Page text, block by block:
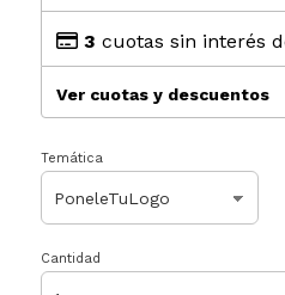
3 cuotas sin interés
Ver cuotas y descuentos
Temática
Cantidad